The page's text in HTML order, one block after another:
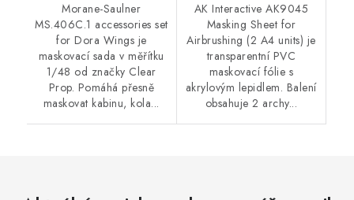
Morane-Saulner
MS.406C.1 accessories set
for Dora Wings je
maskovací sada v měřítku
1/48 od značky Clear
Prop. Pomáhá přesně
maskovat kabinu, kola...
AK Interactive AK9045
Masking Sheet for
Airbrushing (2 A4 units) je
transparentní PVC
maskovací fólie s
akrylovým lepidlem. Balení
obsahuje 2 archy...